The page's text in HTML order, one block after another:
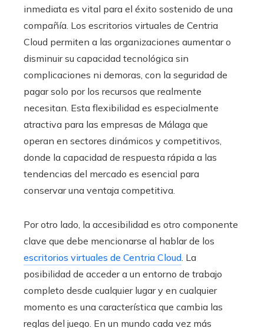
inmediata es vital para el éxito sostenido de una
compañía. Los escritorios virtuales de Centria
Cloud permiten a las organizaciones aumentar o
disminuir su capacidad tecnológica sin
complicaciones ni demoras, con la seguridad de
pagar solo por los recursos que realmente
necesitan. Esta flexibilidad es especialmente
atractiva para las empresas de Málaga que
operan en sectores dinámicos y competitivos,
donde la capacidad de respuesta rápida a las
tendencias del mercado es esencial para
conservar una ventaja competitiva.
Por otro lado, la accesibilidad es otro componente
clave que debe mencionarse al hablar de los
escritorios virtuales de Centria Cloud. La
posibilidad de acceder a un entorno de trabajo
completo desde cualquier lugar y en cualquier
momento es una característica que cambia las
reglas del juego. En un mundo cada vez más